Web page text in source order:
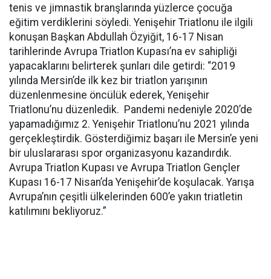
tenis ve jimnastik branşlarında yüzlerce çocuğa
eğitim verdiklerini söyledi. Yenişehir Triatlonu ile ilgili
konuşan Başkan Abdullah Özyiğit, 16-17 Nisan
tarihlerinde Avrupa Triatlon Kupası’na ev sahipliği
yapacaklarını belirterek şunları dile getirdi: “2019
yılında Mersin’de ilk kez bir triatlon yarışının
düzenlenmesine öncülük ederek, Yenişehir
Triatlonu’nu düzenledik. Pandemi nedeniyle 2020’de
yapamadığımız 2. Yenişehir Triatlonu’nu 2021 yılında
gerçekleştirdik. Gösterdiğimiz başarı ile Mersin’e yeni
bir uluslararası spor organizasyonu kazandırdık.
Avrupa Triatlon Kupası ve Avrupa Triatlon Gençler
Kupası 16-17 Nisan’da Yenişehir’de koşulacak. Yarışa
Avrupa’nın çeşitli ülkelerinden 600’e yakın triatletin
katılımını bekliyoruz.”